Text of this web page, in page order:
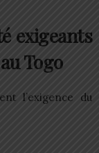
exigeants
Togo
l’exigence du